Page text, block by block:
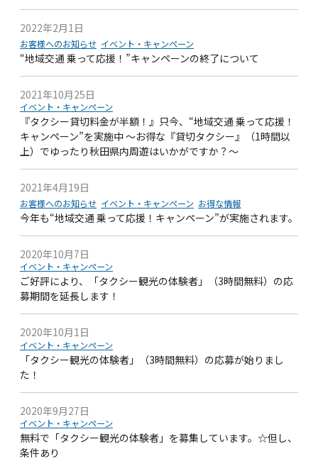
2022年2月1日
お客様へのお知らせ イベント・キャンペーン
“地域交通 乗って応援！”キャンペーンの終了について
2021年10月25日
イベント・キャンペーン
『タクシー貸切料金が半額！』只今、“地域交通 乗って応援！
キャンペーン”を実施中 ～お得な『貸切タクシー』（1時間以
上）でゆったり秋田県内周遊はいかがですか？～
2021年4月19日
お客様へのお知らせ イベント・キャンペーン お得な情報
今年も“地域交通 乗って応援！キャンペーン”が実施されます。
2020年10月7日
イベント・キャンペーン
ご好評により、「タクシー観光の体験者」（3時間無料）の応
募期間を延長します！
2020年10月1日
イベント・キャンペーン
「タクシー観光の体験者」（3時間無料）の応募が始りまし
た！
2020年9月27日
イベント・キャンペーン
無料で「タクシー観光の体験者」を募集しています。☆但し、
条件あり